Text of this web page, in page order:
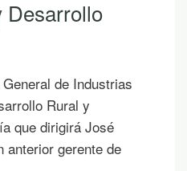
días prometedores en
saborear y planificar
junto al mar, bajo la
mientras contemplas